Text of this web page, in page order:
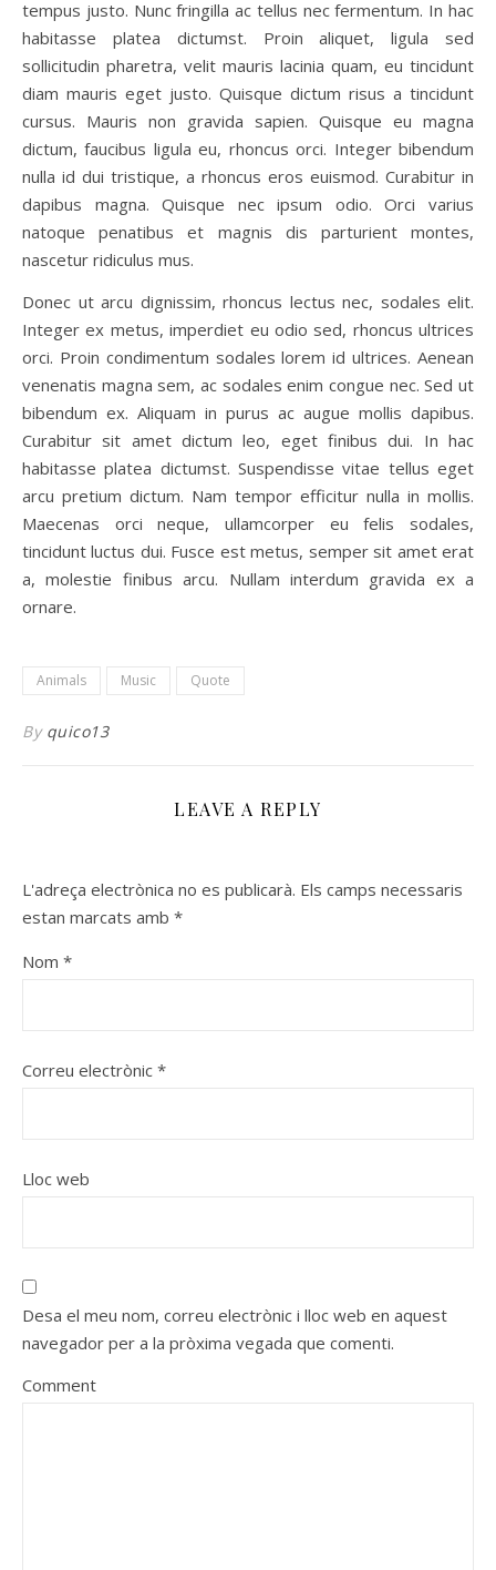
tempus justo. Nunc fringilla ac tellus nec fermentum. In hac
habitasse platea dictumst. Proin aliquet, ligula sed
sollicitudin pharetra, velit mauris lacinia quam, eu tincidunt
diam mauris eget justo. Quisque dictum risus a tincidunt
cursus. Mauris non gravida sapien. Quisque eu magna
dictum, faucibus ligula eu, rhoncus orci. Integer bibendum
nulla id dui tristique, a rhoncus eros euismod. Curabitur in
dapibus magna. Quisque nec ipsum odio. Orci varius
natoque penatibus et magnis dis parturient montes,
nascetur ridiculus mus.
Donec ut arcu dignissim, rhoncus lectus nec, sodales elit.
Integer ex metus, imperdiet eu odio sed, rhoncus ultrices
orci. Proin condimentum sodales lorem id ultrices. Aenean
venenatis magna sem, ac sodales enim congue nec. Sed ut
bibendum ex. Aliquam in purus ac augue mollis dapibus.
Curabitur sit amet dictum leo, eget finibus dui. In hac
habitasse platea dictumst. Suspendisse vitae tellus eget
arcu pretium dictum. Nam tempor efficitur nulla in mollis.
Maecenas orci neque, ullamcorper eu felis sodales,
tincidunt luctus dui. Fusce est metus, semper sit amet erat
a, molestie finibus arcu. Nullam interdum gravida ex a
ornare.
Animals Music Quote
By quico13
LEAVE A REPLY
L'adreça electrònica no es publicarà. Els camps necessaris
estan marcats amb *
Nom *
Correu electrònic *
Lloc web
Desa el meu nom, correu electrònic i lloc web en aquest
navegador per a la pròxima vegada que comenti.
Comment